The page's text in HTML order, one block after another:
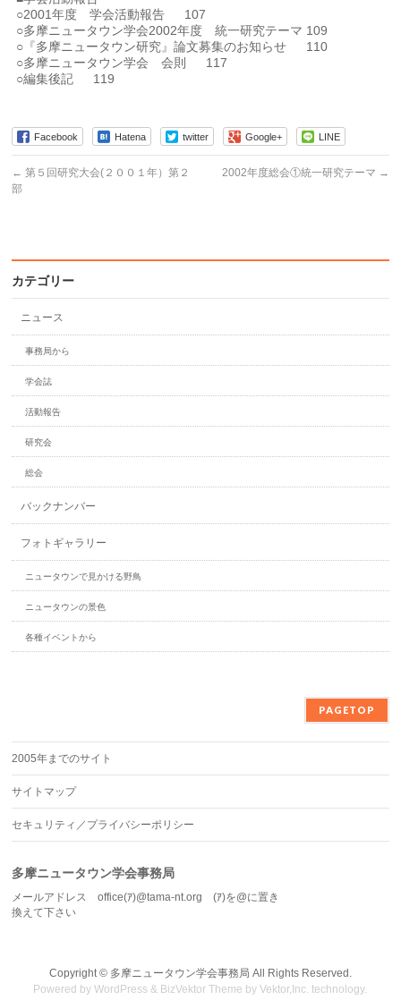
○2001年度 学会活動報告 107
○多摩ニュータウン学会2002年度 統一研究テーマ 109
○『多摩ニュータウン研究』論文募集のお知らせ 110
○多摩ニュータウン学会 会則 117
○編集後記 119
Facebook Hatena twitter Google+ LINE
← 第５回研究大会(２００１年）第２
部
2002年度総会①統一研究テーマ →
カテゴリー
ニュース
事務局から
学会誌
活動報告
研究会
総会
バックナンバー
フォトギャラリー
ニュータウンで見かける野鳥
ニュータウンの景色
各種イベントから
PAGETOP
2005年までのサイト
サイトマップ
セキュリティ／プライバシーポリシー
多摩ニュータウン学会事務局
メールアドレス office(ｱ)@tama-nt.org (ｱ)を@に置き
換えて下さい
Copyright © 多摩ニュータウン学会事務局 All Rights Reserved.
Powered byWordPress & BizVektor Theme byVektor,Inc. technology.